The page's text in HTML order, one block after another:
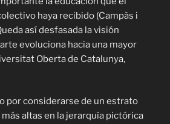
haya recibido (Campàs i
así desfasada la visión
evoluciona hacia una mayor
Oberta de Catalunya,
por considerarse de un estrato
altas en la jerarquía pictórica